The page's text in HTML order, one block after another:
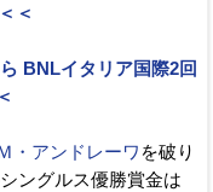
＜
BNLイタリア国際2回
・アンドレーワ を破り
ングルス優勝賞金は